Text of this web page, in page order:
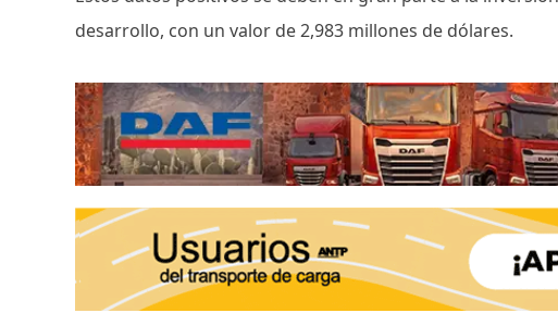
desarrollo, con un valor de 2,983 millones de dólares.